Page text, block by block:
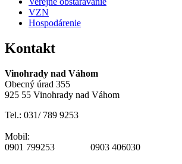
VZN
Hospodárenie
Kontakt
Vinohrady nad Váhom
Obecný úrad 355
925 55 Vinohrady nad Váhom
Tel.: 031/ 789 9253
Mobil:
0901 799253 0903 406030